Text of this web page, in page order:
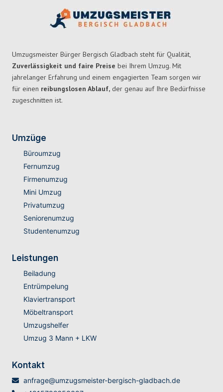
Umzugsmeister Bürger Bergisch Gladbach steht für Qualität,
Zuverlässigkeit und faire Preise bei Ihrem Umzug. Mit
jahrelanger Erfahrung und einem engagierten Team sorgen wir
für einen reibungslosen Ablauf, der genau auf Ihre Bedürfnisse
zugeschnitten ist.
Umzüge
Büroumzug
Fernumzug
Firmenumzug
Mini Umzug
Privatumzug
Seniorenumzug
Studentenumzug
Leistungen
Beiladung
Entrümpelung
Klaviertransport
Möbeltransport
Umzugshelfer
Umzug 3 Mann + LKW
Kontakt
anfrage@umzugsmeister-bergisch-gladbach.de